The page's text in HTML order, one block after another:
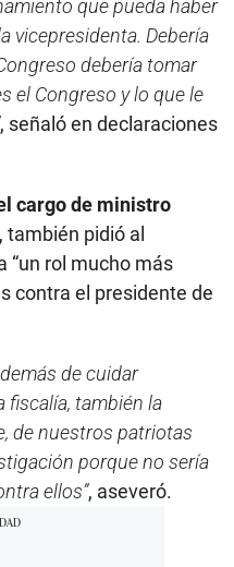
que pueda haber
vicepresidenta. Debería
debería tomar
el Congreso y lo que le
, señaló en declaraciones
cargo de ministro
, también pidió al
“un rol mucho más
contra el presidente de
de cuidar
fiscalía, también la
de nuestros patriotas
porque no sería
ellos”, aseveró.